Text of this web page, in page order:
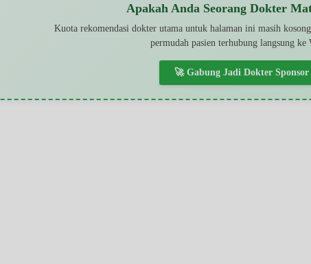
Apakah Anda Seorang Dokter
Kuota rekomendasi dokter utama untuk halaman ini masih
permudah pasien terhubung langsung ke
🚀 Gabung Jadi Dokter Sponsor